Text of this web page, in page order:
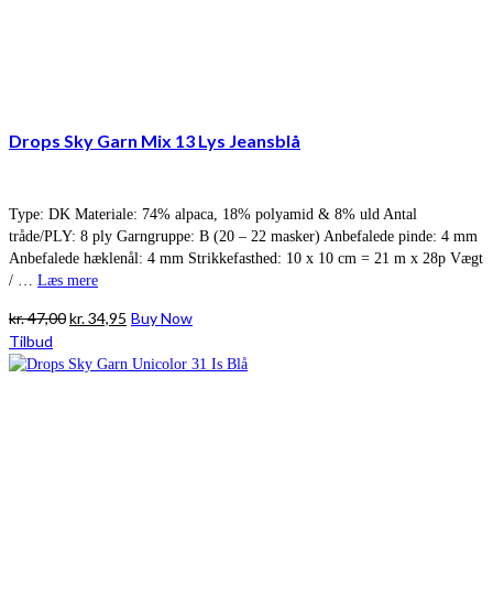
Drops Sky Garn Mix 13 Lys Jeansblå
Type: DK Materiale: 74% alpaca, 18% polyamid & 8% uld Antal
tråde/PLY: 8 ply Garngruppe: B (20 – 22 masker) Anbefalede pinde: 4 mm
Anbefalede hæklenål: 4 mm Strikkefasthed: 10 x 10 cm = 21 m x 28p Vægt
/ … Læs mere
kr.47,00Den
pris
kr.34,95 Den
pris
Buy Now
Tilbud